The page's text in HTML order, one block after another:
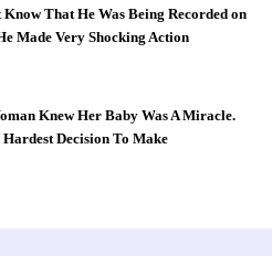
Know That He Was Being Recorded on
Made Very Shocking Action
Knew Her Baby Was A Miracle.
Hardest Decision To Make